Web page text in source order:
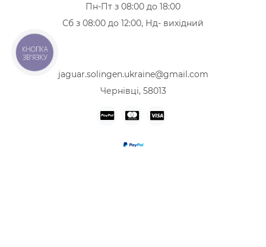
Пн-Пт з 08:00 до 18:00
Сб з 08:00 до 12:00, Нд- вихідний
jaguar.solingen.ukraine@gmail.com
Чернівці, 58013
КНОПКА
ЗВ'ЯЗКУ